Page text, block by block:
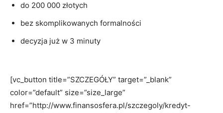
do 200 000 złotych
bez skomplikowanych formalności
decyzja już w 3 minuty
[vc_button title=”SZCZEGÓŁY” target=”_blank”
color=”default” size=”size_large”
href=”http://www.finansosfera.pl/szczegoly/kredyt-